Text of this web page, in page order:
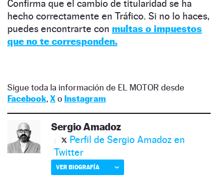
Confirma que el cambio de titularidad se ha
hecho correctamente en Tráfico. Si no lo haces,
puedes encontrarte con multas o impuestos
que no te corresponden.
Sigue toda la información de EL MOTOR desde
Facebook, Xo Instagram
Sergio Amadoz
Perfil de Sergio Amadoz en
Twitter
VER BIOGRAFÍA